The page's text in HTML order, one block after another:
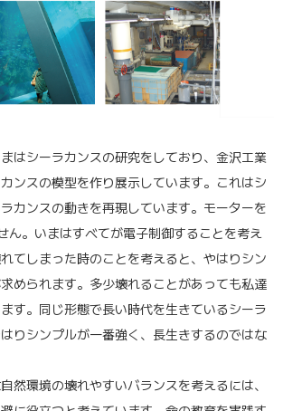
はシーラカンスの研究をしており、金沢工業
ンスの模型を作り展示しています。これはシ
カンスの動きを再現しています。モーターを
ん。いまはすべてが電子制御することを考え
てしまった時のことを考えると、やはりシン
められます。多少壊れることがあっても私達
す。同じ形態で長い時代を生きているシーラ
りシンプルが一番強く、長生きするのではな
然環境の壊れやすいバランスを考えるには、